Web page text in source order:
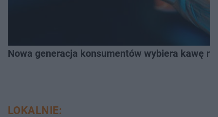
Nowa generacja konsumentów wybiera kawę
LOKALNIE: